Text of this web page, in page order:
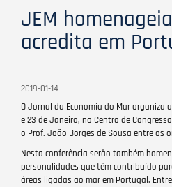
JEM
acredita em
2019-01-14
O Jornal da Economia do Mar organiza
e 23 de Janeiro, no Centro de
o Prof. João Borges de Sousa entre os
Nesta conferência serão também
personalidades que têm contribuído
áreas ligadas ao mar em Portugal.